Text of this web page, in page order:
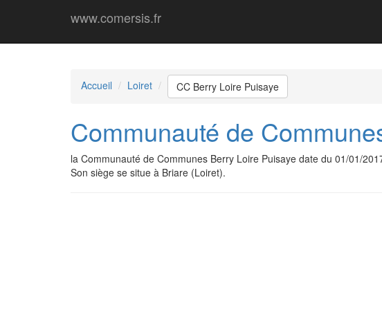
www.comersis.fr
Accueil Loiret CC Berry Loire Puisaye
Communauté de
la Communauté de Communes Berry Loire Puisaye date du 01/01/
Son siège se situe à Briare (Loiret).